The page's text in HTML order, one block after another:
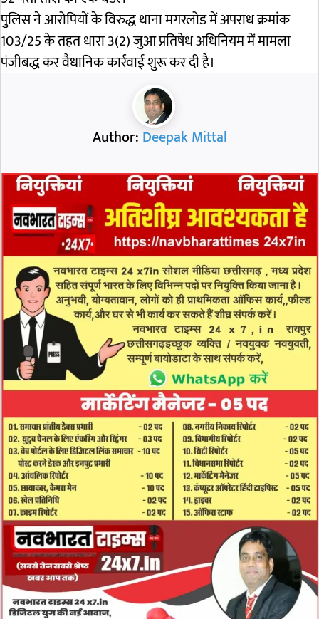
पुलिस ने आरोपियों के विरुद्ध थाना मगरलोड में अपराध क्रमांक
103/25 के तहत धारा 3(2) जुआ प्रतिषेध अधिनियम में मामला
पंजीबद्ध कर वैधानिक कार्रवाई शुरू कर दी है।
Author: Deepak Mittal